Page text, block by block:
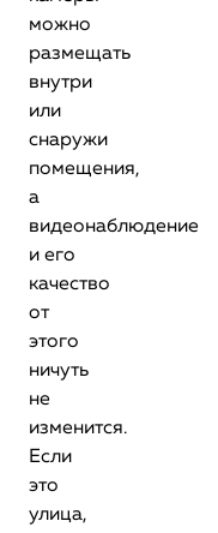
можно
размещать
внутри
или
снаружи
помещения,
а
видеонаблюдение
и его
качество
от
этого
ничуть
не
изменится.
Если
это
улица,